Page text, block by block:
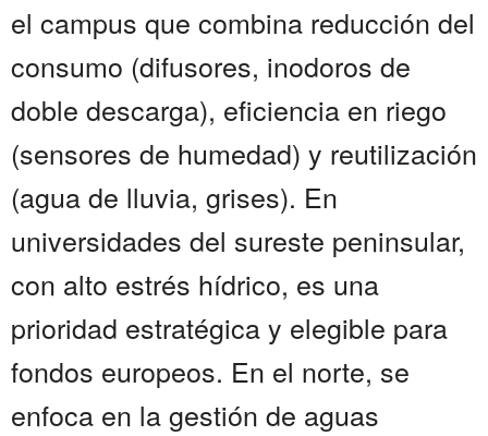
el campus que combina reducción del
consumo (difusores, inodoros de
doble descarga), eficiencia en riego
(sensores de humedad) y reutilización
(agua de lluvia, grises). En
universidades del sureste peninsular,
con alto estrés hídrico, es una
prioridad estratégica y elegible para
fondos europeos. En el norte, se
enfoca en la gestión de aguas